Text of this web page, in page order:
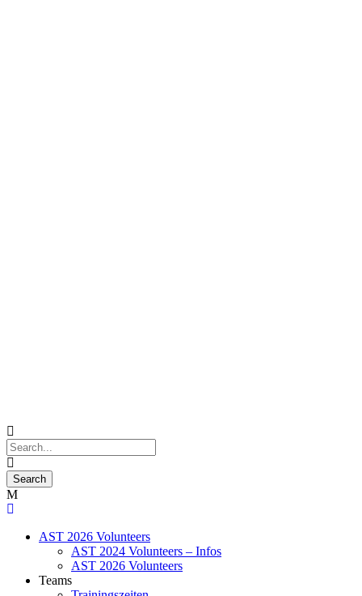
AST 2026 Volunteers
AST 2024 Volunteers – Infos
AST 2026 Volunteers
Teams